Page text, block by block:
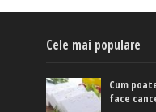
Cele mai populare
Cum
face